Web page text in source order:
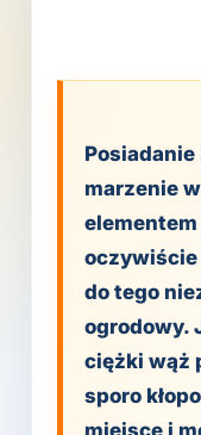
marzenie
oczywiście
do tego
ogrodowy.
ciężki wąż
sporo
miejsce i